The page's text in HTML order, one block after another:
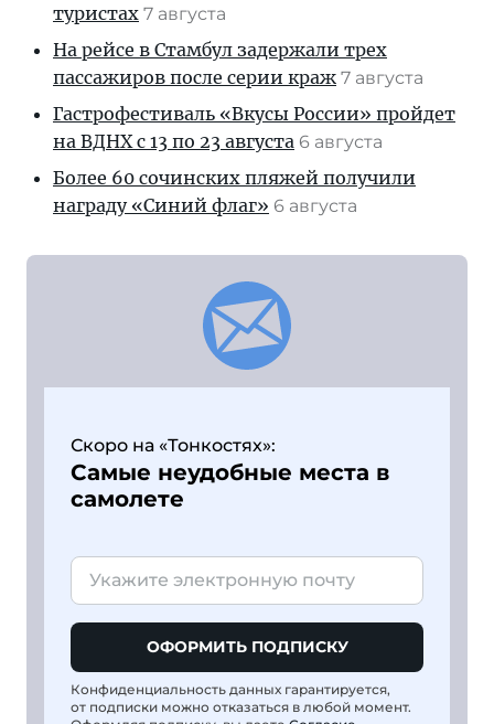
туристах 7 августа
На рейсе в Стамбул задержали трех
пассажиров после серии краж 7 августа
Гастрофестиваль «Вкусы России» пройдет
на ВДНХ с 13 по 23 августа 6 августа
Более 60 сочинских пляжей получили
награду «Синий флаг» 6 августа
Скоро на «Тонкостях»:
Самые неудобные места в
самолете
ОФОРМИТЬ ПОДПИСКУ
Конфиденциальность данных гарантируется,
от подписки можно отказаться в любой момент.